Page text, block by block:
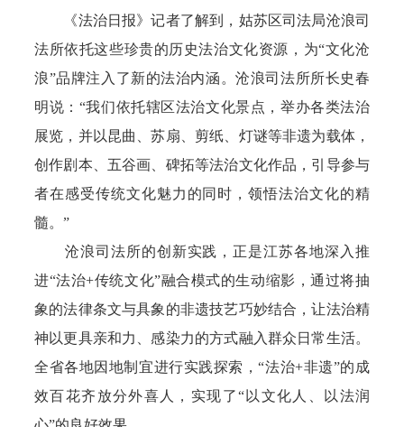
《法治日报》记者了解到，姑苏区司法局沧浪司
法所依托这些珍贵的历史法治文化资源，为“文化沧
浪”品牌注入了新的法治内涵。沧浪司法所所长史春
明说：“我们依托辖区法治文化景点，举办各类法治
展览，并以昆曲、苏扇、剪纸、灯谜等非遗为载体，
创作剧本、五谷画、碑拓等法治文化作品，引导参与
者在感受传统文化魅力的同时，领悟法治文化的精
髓。”
沧浪司法所的创新实践，正是江苏各地深入推
进“法治+传统文化”融合模式的生动缩影，通过将抽
象的法律条文与具象的非遗技艺巧妙结合，让法治精
神以更具亲和力、感染力的方式融入群众日常生活。
全省各地因地制宜进行实践探索，“法治+非遗”的成
效百花齐放分外喜人，实现了“以文化人、以法润